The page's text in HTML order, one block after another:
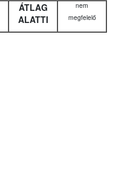
ÁTLAG
ALATTI
nem
megfelelő